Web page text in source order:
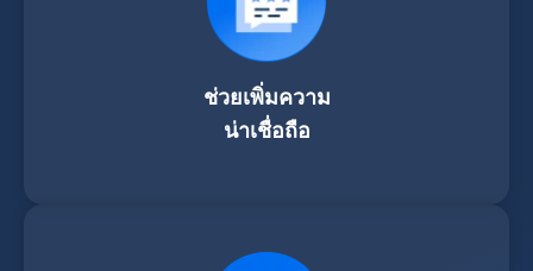
ช่วยเพิ่มความ
น่าเชื่อถือ